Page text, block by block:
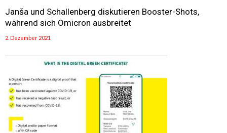
Janša und Schallenberg diskutieren Booster-Shots,
während sich Omicron ausbreitet
2. Dezember 2021